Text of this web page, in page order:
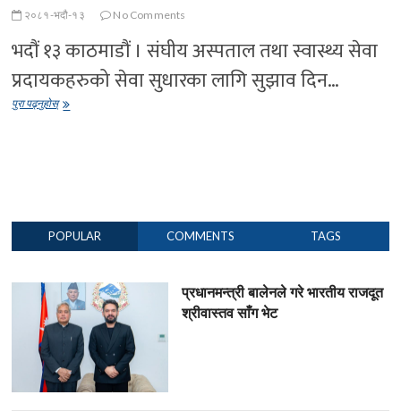
२०८१-भदौ-१३ No Comments
भदौं १३ काठमाडौं । संघीय अस्पताल तथा स्वास्थ्य सेवा
प्रदायकहरुको सेवा सुधारका लागि सुझाव दिन…
पुरा पढ्नुहोस्कार्यदलले
POPULAR COMMENTS TAGS
प्रधानमन्त्री बालेनले गरे भारतीय राजदूत
श्रीवास्तव साँग भेट